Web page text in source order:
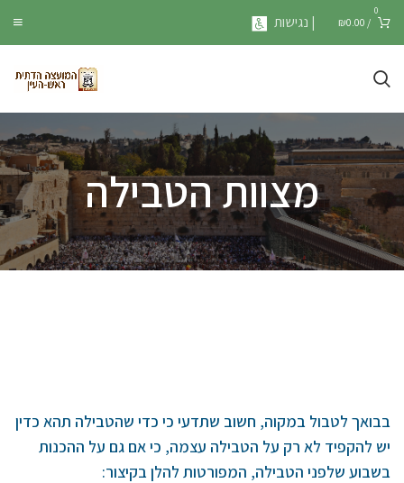
0
/
₪0.00 | נגישות
מצוות הטבילה
בבואך לטבול במקוה, חשוב שתדעי כי כדי שהטבילה תהא כדין
יש להקפיד לא רק על הטבילה עצמה, כי אם גם על ההכנות
בשבוע שלפני הטבילה, המפורטות להלן בקיצור: